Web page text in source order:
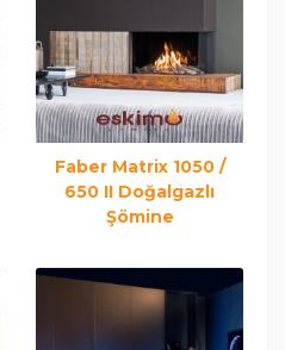
Faber Matrix 1050 /
650 II Doğalgazlı
Şömine